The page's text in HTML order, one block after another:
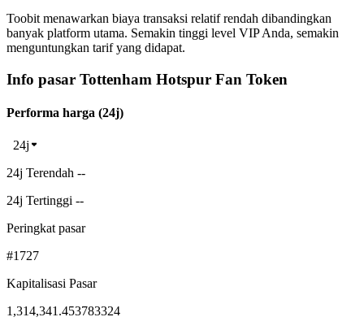
Toobit menawarkan biaya transaksi relatif rendah dibandingkan
banyak platform utama. Semakin tinggi level VIP Anda, semakin
menguntungkan tarif yang didapat.
Info pasar Tottenham Hotspur Fan Token
Performa harga (24j)
24j
24j Terendah --
24j Tertinggi --
Peringkat pasar
#1727
Kapitalisasi Pasar
1,314,341.453783324